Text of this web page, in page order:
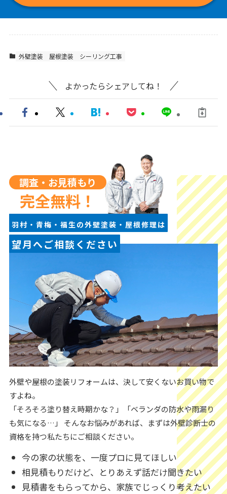
外壁塗装 屋根塗装 シーリング工事
よかったらシェアしてね！
調査・お見積もり
完全無料！
羽村・青梅・福生の外壁塗装・屋根修理は
望月へご相談ください
外壁や屋根の塗装リフォームは、決して安くないお買い物で
すよね。
「そろそろ塗り替え時期かな？」「ベランダの防水や雨漏り
も気になる…」 そんなお悩みがあれば、まずは外壁診断士の
資格を持つ私たちにご相談ください。
今の家の状態を、一度プロに見てほしい
相見積もりだけど、とりあえず話だけ聞きたい
見積書をもらってから、家族でじっくり考えたい